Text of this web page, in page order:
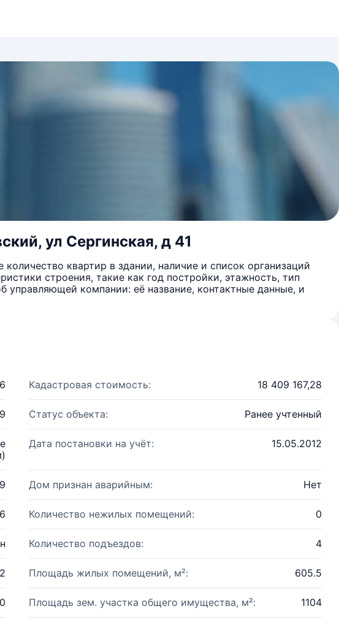
ул Сергинская, д 41
квартир в здании, наличие и список организаций
строения, такие как год постройки, этажность, тип
компании: её название, контактные данные, и
Кадастровая стоимость: 18 409 167,28
Статус объекта: Ранее учтенный
Дата постановки на учёт: 15.05.2012
Дом признан аварийным: Нет
Количество нежилых помещений: 0
Количество подъездов: 4
2 Площадь жилых помещений, м²: 605.5
0 Площадь зем. участка общего имущества, м²: 1104